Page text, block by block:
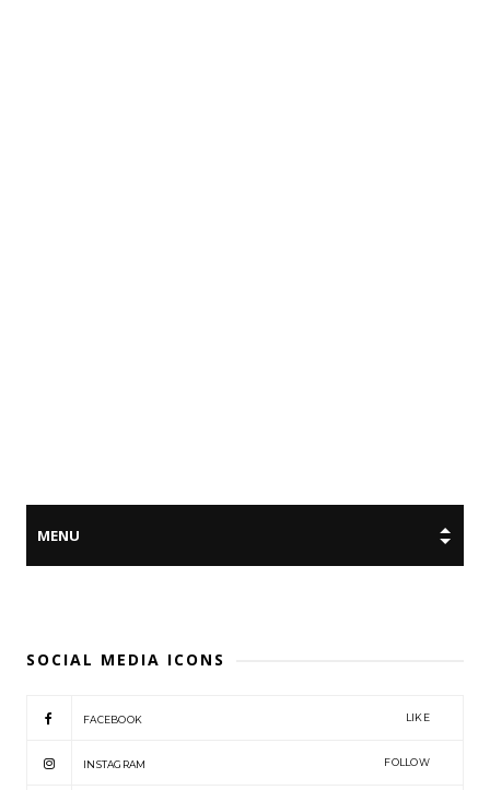
SOCIAL MEDIA ICONS
FACEBOOK LIKE
INSTAGRAM FOLLOW